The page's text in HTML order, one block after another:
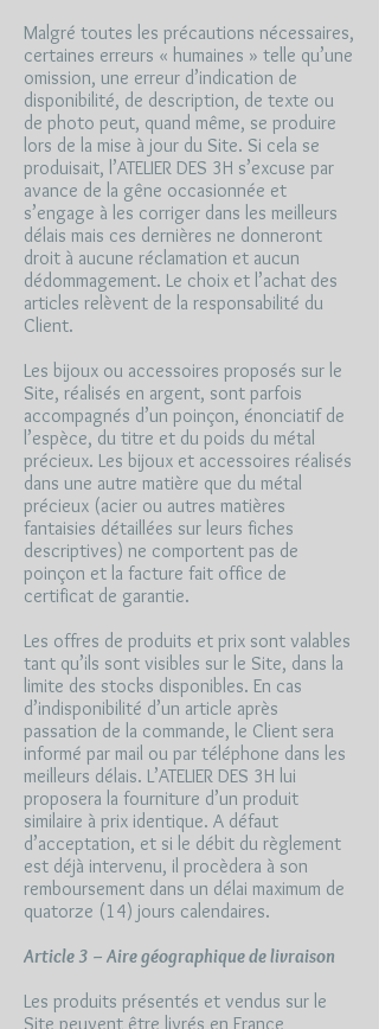
Malgré toutes les précautions nécessaires,
certaines erreurs « humaines » telle qu’une
omission, une erreur d’indication de
disponibilité, de description, de texte ou
de photo peut, quand même, se produire
lors de la mise à jour du Site. Si cela se
produisait, l’ATELIER DES 3H s’excuse par
avance de la gêne occasionnée et
s’engage à les corriger dans les meilleurs
délais mais ces dernières ne donneront
droit à aucune réclamation et aucun
dédommagement. Le choix et l’achat des
articles relèvent de la responsabilité du
Client.
Les bijoux ou accessoires proposés sur le
Site, réalisés en argent, sont parfois
accompagnés d’un poinçon, énonciatif de
l’espèce, du titre et du poids du métal
précieux. Les bijoux et accessoires réalisés
dans une autre matière que du métal
précieux (acier ou autres matières
fantaisies détaillées sur leurs fiches
descriptives) ne comportent pas de
poinçon et la facture fait office de
certificat de garantie.
Les offres de produits et prix sont valables
tant qu’ils sont visibles sur le Site, dans la
limite des stocks disponibles. En cas
d’indisponibilité d’un article après
passation de la commande, le Client sera
informé par mail ou par téléphone dans les
meilleurs délais. L’ATELIER DES 3H lui
proposera la fourniture d’un produit
similaire à prix identique. A défaut
d’acceptation, et si le débit du règlement
est déjà intervenu, il procèdera à son
remboursement dans un délai maximum de
quatorze (14) jours calendaires.
Article 3 – Aire géographique de livraison
Les produits présentés et vendus sur le
Site peuvent être livrés en France